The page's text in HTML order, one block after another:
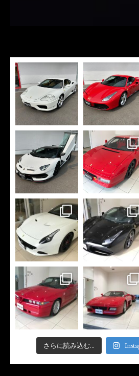
さらに読み込む...